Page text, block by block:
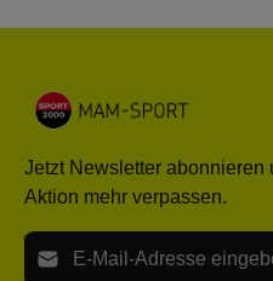
Jetzt Newsletter
Aktion mehr verpassen.
E-Mail-Adresse*